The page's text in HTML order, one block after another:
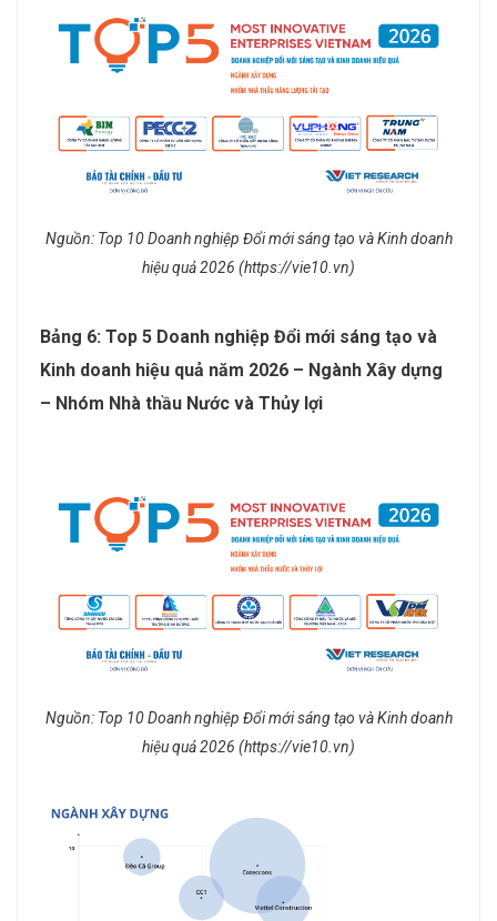
Nguồn: Top 10 Doanh nghiệp Đổi mới sáng tạo và Kinh doanh
hiệu quả 2026 (https://vie10.vn)
Bảng 6: Top 5 Doanh nghiệp Đổi mới sáng tạo và
Kinh doanh hiệu quả năm 2026 – Ngành Xây dựng
– Nhóm Nhà thầu Nước và Thủy lợi
Nguồn: Top 10 Doanh nghiệp Đổi mới sáng tạo và Kinh doanh
hiệu quả 2026 (https://vie10.vn)